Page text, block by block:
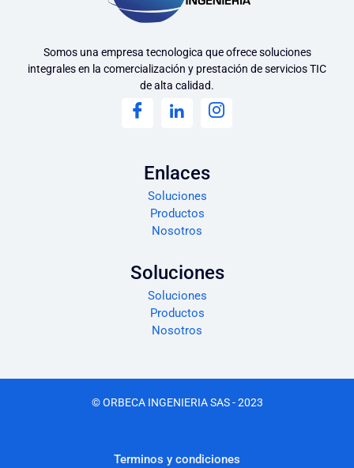
Somos una empresa tecnologica que ofrece soluciones
integrales en la comercialización y prestación de servicios TIC
de alta calidad.
Enlaces
Soluciones
Productos
Nosotros
Soluciones
Soluciones
Productos
Nosotros
© ORBECA INGENIERIA SAS - 2023
Terminos y condiciones